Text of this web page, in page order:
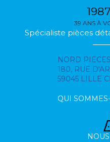
39 ANS À
Spécialiste pièces
NORD
180, RUE
59045 LILLE
QUI